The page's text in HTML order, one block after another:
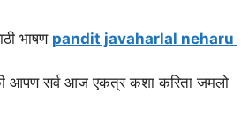
भाषण pandit javaharlal neharu
आपण सर्व आज एकत्र कशा करिता जमलो